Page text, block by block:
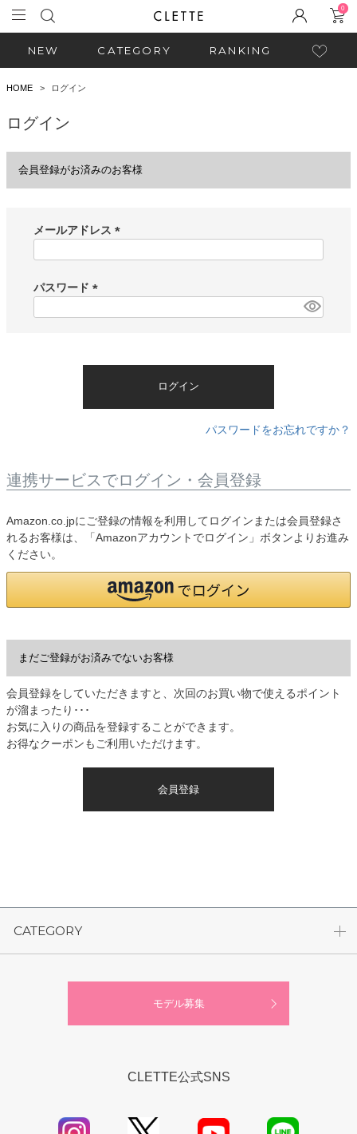
0
NEW CATEGORY RANKING
HOME ログイン
ログイン
会員登録がお済みのお客様
メールアドレス
)
パスワード
ログイン
パスワードをお忘れですか？
連携サービスでログイン・会員登録
Amazon.co.jpにご登録の情報を利用してログインまたは会員登録さ
れるお客様は、「Amazonアカウントでログイン」ボタンよりお進み
ください。
まだご登録がお済みでないお客様
会員登録をしていただきますと、次回のお買い物で使えるポイント
が溜まったり･･･
お気に入りの商品を登録することができます。
お得なクーポンもご利用いただけます。
会員登録
CATEGORY
モデル募集
CLETTE公式SNS